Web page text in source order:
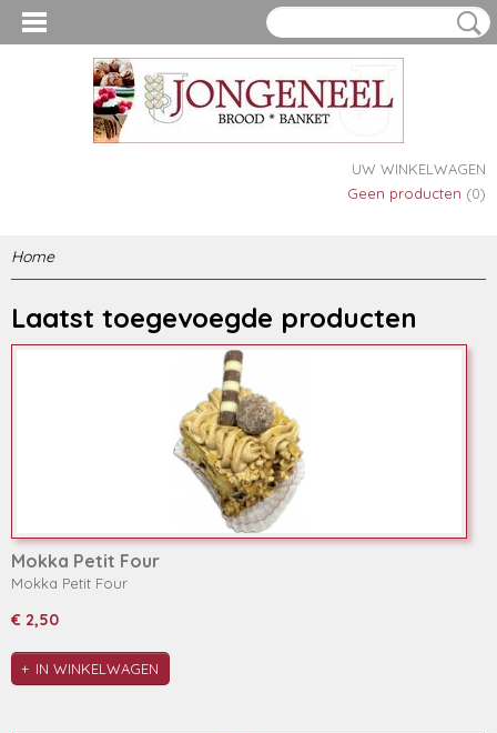
UW WINKELWAGEN
Geen producten (0)
Home
Laatst toegevoegde producten
Mokka Petit Four
Mokka Petit Four
€ 2,50
IN WINKELWAGEN